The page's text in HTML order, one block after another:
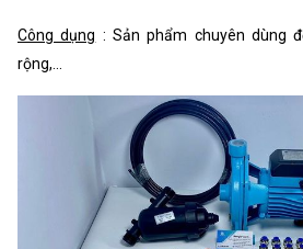
Công dụng : Sản phẩm chuyên dùng
rộng,...